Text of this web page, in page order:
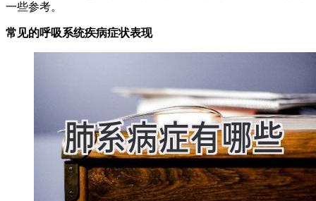
一些参考。
常见的呼吸系统疾病症状表现